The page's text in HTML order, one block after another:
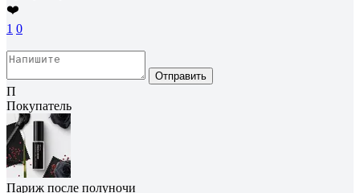
❤️
1 0
Отправить
П
Покупатель
Париж после полуночи